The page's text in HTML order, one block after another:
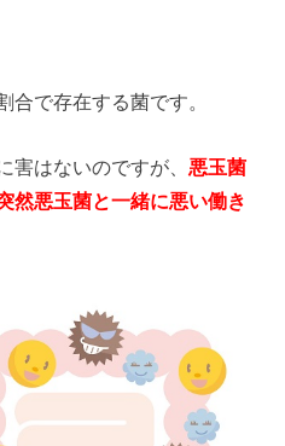
合で存在する菌です。
害はないのですが、 悪玉菌
然悪玉菌と一緒に悪い働き